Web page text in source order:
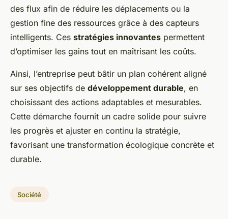
des flux afin de réduire les déplacements ou la
gestion fine des ressources grâce à des capteurs
intelligents. Ces stratégies innovantes permettent
d’optimiser les gains tout en maîtrisant les coûts.
Ainsi, l’entreprise peut bâtir un plan cohérent aligné
sur ses objectifs de développement durable, en
choisissant des actions adaptables et mesurables.
Cette démarche fournit un cadre solide pour suivre
les progrès et ajuster en continu la stratégie,
favorisant une transformation écologique concrète et
durable.
Société